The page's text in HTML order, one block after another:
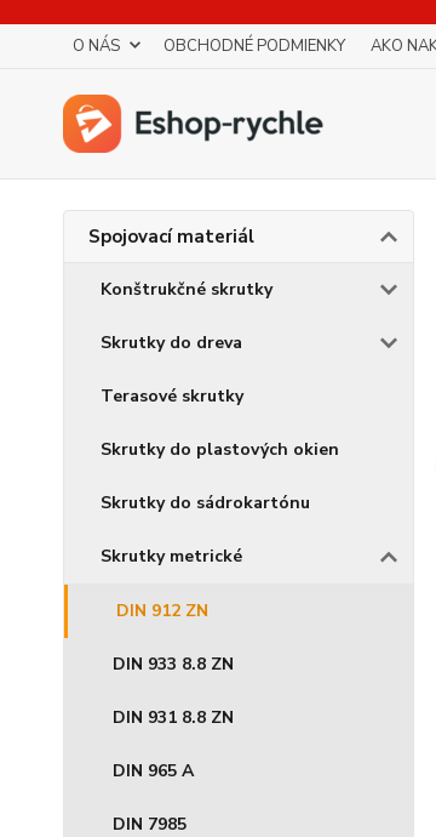
O NÁS OBCHODNÉ PODMIENKY AKO
Spojovací materiál
Konštrukčné skrutky
Skrutky do dreva
Terasové skrutky
Skrutky do plastových okien
Skrutky do sádrokartónu
Skrutky metrické
DIN 912 ZN
DIN 933 8.8 ZN
DIN 931 8.8 ZN
DIN 965 A
DIN 7985